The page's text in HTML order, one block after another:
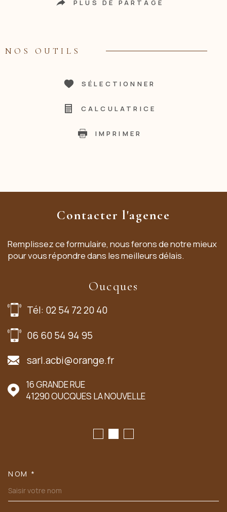
PLUS DE PARTAGE
NOS OUTILS
SÉLECTIONNER
CALCULATRICE
IMPRIMER
Contacter l'agence
Remplissez ce formulaire, nous ferons de notre mieux
pour vous répondre dans les meilleurs délais.
Oucques
Tél: 02 54 72 20 40
06 60 54 94 95
sarl.acbi@orange.fr
16 GRANDE RUE
41290 OUCQUES LA NOUVELLE
NOM *